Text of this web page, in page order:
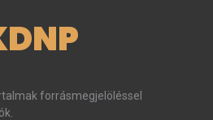
forrásmegjelöléssel